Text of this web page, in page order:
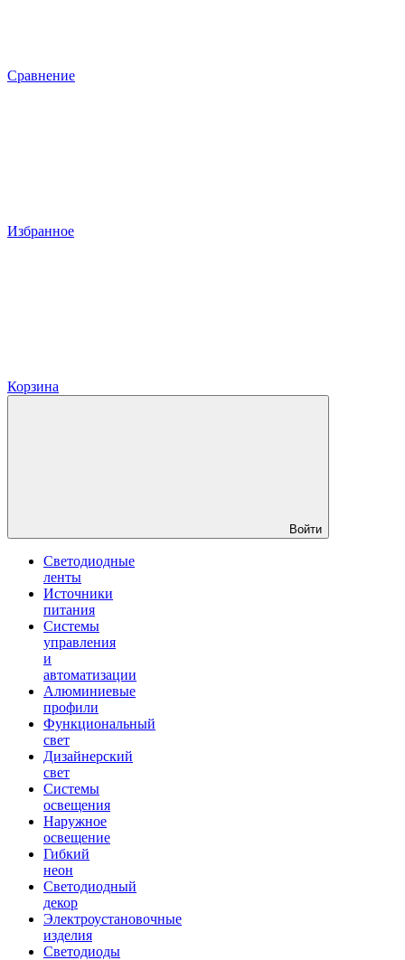
Сравнение
Избранное
Корзина
Войти
Светодиодные
ленты
Источники
питания
Системы
управления
и
автоматизации
Алюминиевые
профили
Функциональный
свет
Дизайнерский
свет
Системы
освещения
Наружное
освещение
Гибкий
неон
Светодиодный
декор
Электроустановочные
изделия
Светодиоды